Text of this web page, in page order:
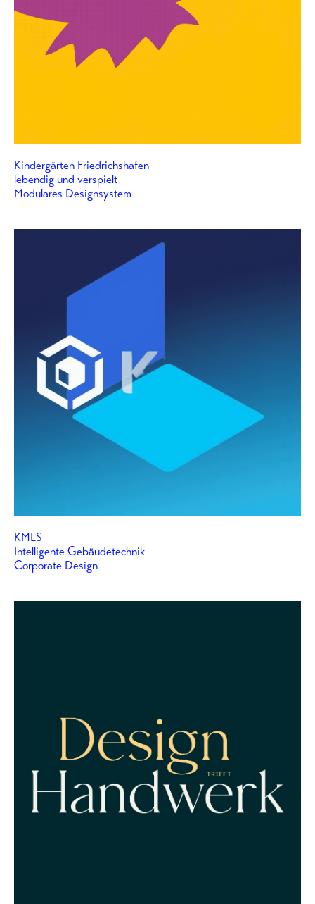
Kindergärten Friedrichshafen
lebendig und verspielt
Modulares Designsystem
KMLS
Intelligente Gebäudetechnik
Corporate Design